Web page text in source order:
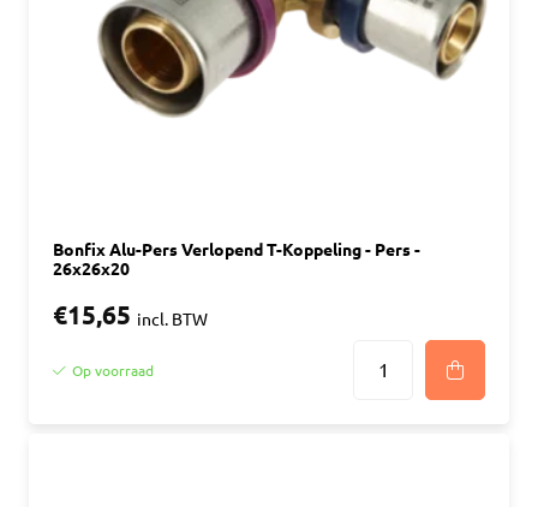
Bonfix Alu-Pers Verlopend T-Koppeling - Pers -
26x26x20
€15,65 incl. BTW
Op voorraad